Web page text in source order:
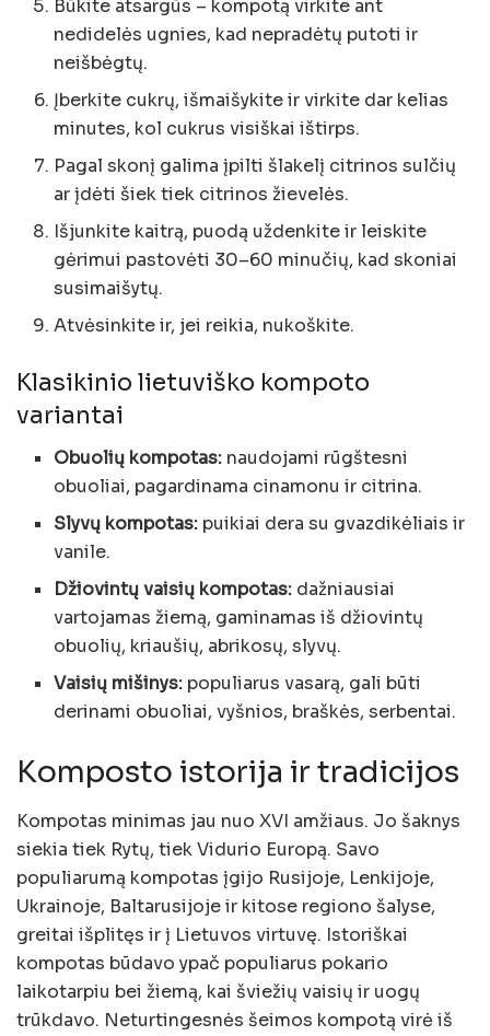
Būkite atsargūs – kompotą virkite ant
nedidelės ugnies, kad nepradėtų putoti ir
neišbėgtų.
Įberkite cukrų, išmaišykite ir virkite dar kelias
minutes, kol cukrus visiškai ištirps.
Pagal skonį galima įpilti šlakelį citrinos sulčių
ar įdėti šiek tiek citrinos žievelės.
Išjunkite kaitrą, puodą uždenkite ir leiskite
gėrimui pastovėti 30–60 minučių, kad skoniai
susimaišytų.
Atvėsinkite ir, jei reikia, nukoškite.
Klasikinio lietuviško kompoto
variantai
Obuolių kompotas: naudojami rūgštesni
obuoliai, pagardinama cinamonu ir citrina.
Slyvų kompotas: puikiai dera su gvazdikėliais ir
vanile.
Džiovintų vaisių kompotas: dažniausiai
vartojamas žiemą, gaminamas iš džiovintų
obuolių, kriaušių, abrikosų, slyvų.
Vaisių mišinys: populiarus vasarą, gali būti
derinami obuoliai, vyšnios, braškės, serbentai.
Komposto istorija ir tradicijos
Kompotas minimas jau nuo XVI amžiaus. Jo šaknys
siekia tiek Rytų, tiek Vidurio Europą. Savo
populiarumą kompotas įgijo Rusijoje, Lenkijoje,
Ukrainoje, Baltarusijoje ir kitose regiono šalyse,
greitai išplitęs ir į Lietuvos virtuvę. Istoriškai
kompotas būdavo ypač populiarus pokario
laikotarpiu bei žiemą, kai šviežių vaisių ir uogų
trūkdavo. Neturtingesnės šeimos kompotą virė iš